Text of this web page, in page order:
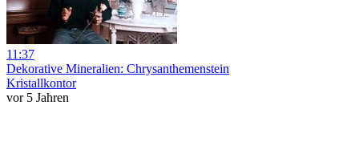
11:37
Dekorative Mineralien: Chrysanthemenstein
Kristallkontor
vor 5 Jahren